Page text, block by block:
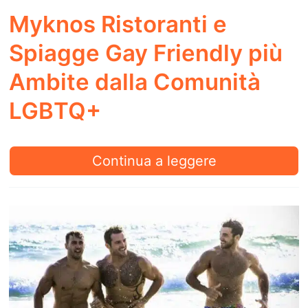
Myknos Ristoranti e
Spiagge Gay Friendly più
Ambite dalla Comunità
LGBTQ+
Myknos
Ristoranti
Spiagge
Gay
Friendly
più
Ambite
Continua a leggere